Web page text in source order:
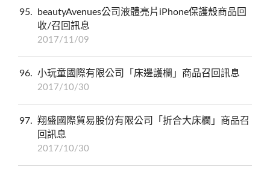
95
beautyAvenues公司液體亮片iPhone保護殼商品回
收/召回訊息
2017/11/09
96 小玩童國際有限公司「床邊護欄」商品召回訊息
2017/10/30
97
翔盛國際貿易股份有限公司「折合大床欄」商品召
回訊息
2017/10/30